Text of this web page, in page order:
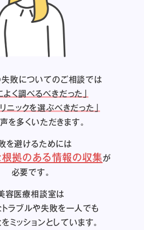
敗についてのご相談では
よく調べるべきだった」
ニックを選ぶべきだった」
を多くいただきます。
を避けるためには
根拠のある情報の収集が
必要です。
容医療相談室は
トラブルや失敗を一人でも
ミッションとしています。